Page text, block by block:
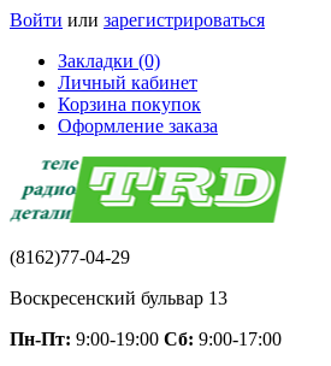
Войти или зарегистрироваться
Закладки (0)
Личный кабинет
Корзина покупок
Оформление заказа
(8162)77-04-29
Воскресенский бульвар 13
Пн-Пт: 9:00-19:00 Сб: 9:00-17:00